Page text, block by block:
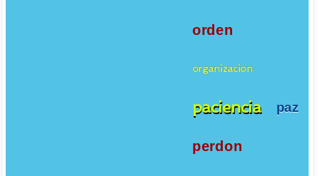
orden
organizacion
paciencia paz
perdon